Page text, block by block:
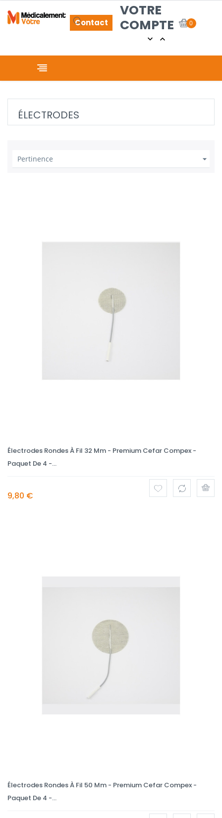
Contact
VOTRE
COMPTE
 
0
Basculer la navigation
☰
ÉLECTRODES
Pertinence 
Électrodes Rondes À Fil 32 Mm - Premium Cefar Compex -
Paquet De 4 -...
9,80 €
Électrodes Rondes À Fil 50 Mm - Premium Cefar Compex -
Paquet De 4 -...